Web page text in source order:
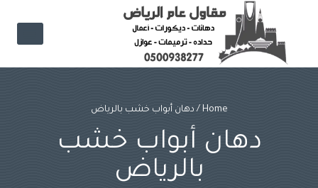
content
Home
/ دهان أبواب خشب بالرياض
دهان أبواب خشب
بالرياض